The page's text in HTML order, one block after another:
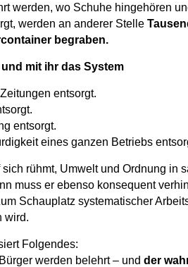
werden, wo Schuhe hingehören
werden an anderer Stelle
begraben.
mit ihr das System
entsorgt.
entsorgt.
eines ganzen Betriebs
rühmt, Umwelt und Ordnung in
muss er ebenso konsequent
Schauplatz systematischer
wird.
Folgendes:
werden belehrt – und der